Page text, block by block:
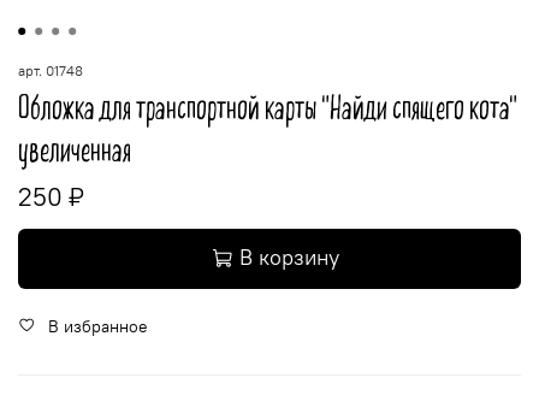
арт. 01748
Обложка для транспортной карты "Найди спящего кота"
увеличенная
250 ₽
В корзину
В избранное